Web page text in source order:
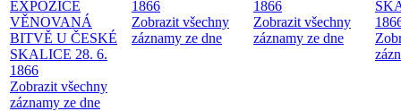
EXPOZICE
VĚNOVANÁ
BITVĚ U ČESKÉ
SKALICE 28. 6.
1866
Zobrazit všechny
záznamy ze dne
1866
Zobrazit všechny
záznamy ze dne
1866
Zobrazit všechny
záznamy ze dne